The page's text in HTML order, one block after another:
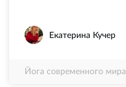
Екатерина Кучер
Йога современного мира